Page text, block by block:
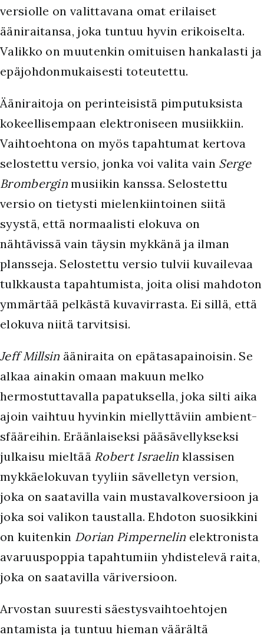
versiolle on valittavana omat erilaiset
ääniraitansa, joka tuntuu hyvin erikoiselta.
Valikko on muutenkin omituisen hankalasti ja
epäjohdonmukaisesti toteutettu.
Ääniraitoja on perinteisistä pimputuksista
kokeellisempaan elektroniseen musiikkiin.
Vaihtoehtona on myös tapahtumat kertova
selostettu versio, jonka voi valita vain Serge
Brombergin musiikin kanssa. Selostettu
versio on tietysti mielenkiintoinen siitä
syystä, että normaalisti elokuva on
nähtävissä vain täysin mykkänä ja ilman
plansseja. Selostettu versio tulvii kuvailevaa
tulkkausta tapahtumista, joita olisi mahdoton
ymmärtää pelkästä kuvavirrasta. Ei sillä, että
elokuva niitä tarvitsisi.
Jeff Millsin ääniraita on epätasapainoisin. Se
alkaa ainakin omaan makuun melko
hermostuttavalla papatuksella, joka silti aika
ajoin vaihtuu hyvinkin miellyttäviin ambient-
sfääreihin. Eräänlaiseksi pääsävellykseksi
julkaisu mieltää Robert Israelin klassisen
mykkäelokuvan tyyliin sävelletyn version,
joka on saatavilla vain mustavalkoversioon ja
joka soi valikon taustalla. Ehdoton suosikkini
on kuitenkin Dorian Pimpernelin elektronista
avaruuspoppia tapahtumiin yhdistelevä raita,
joka on saatavilla väriversioon.
Arvostan suuresti säestysvaihtoehtojen
antamista ja tuntuu hieman väärältä